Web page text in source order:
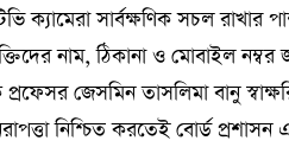
ক্যামেরা সার্বক্ষণিক সচল রাখার
নাম, ঠিকানা ও মোবাইল
প্রফেসর জেসমিন তাসলিমা বানু
নিশ্চিত করতেই বোর্ড